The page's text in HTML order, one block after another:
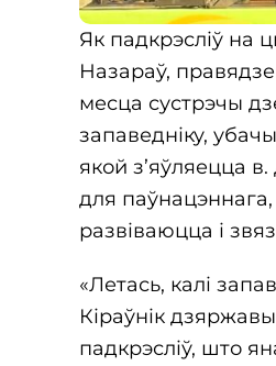
Як падкрэсліў на
Назараў,
месца сустрэчы
запаведніку,
якой з’яўляецца
для
развіваюцца і
«Летась, калі
Кіраўнік
падкрэсліў, што